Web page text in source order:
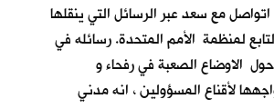
اتواصل مع سعد عبر الرسائل التي ينقلها
لمنظمة الأمم المتحدة. رسائله في
الاوضاع الصعبة في رفحاء و
لأقناع المسؤولين ، انه مدني